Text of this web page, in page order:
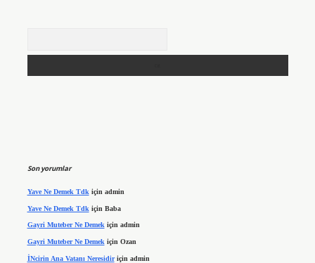
Son yorumlar
Yave Ne Demek Tdk için admin
Yave Ne Demek Tdk için Baba
Gayri Muteber Ne Demekiçin admin
Gayri Muteber Ne Demek için Ozan
İNcirin Ana Vatanı Neresidiriçin admin